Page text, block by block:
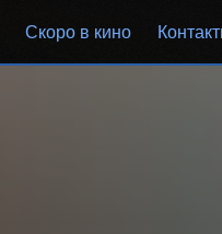
Cкоро в кино